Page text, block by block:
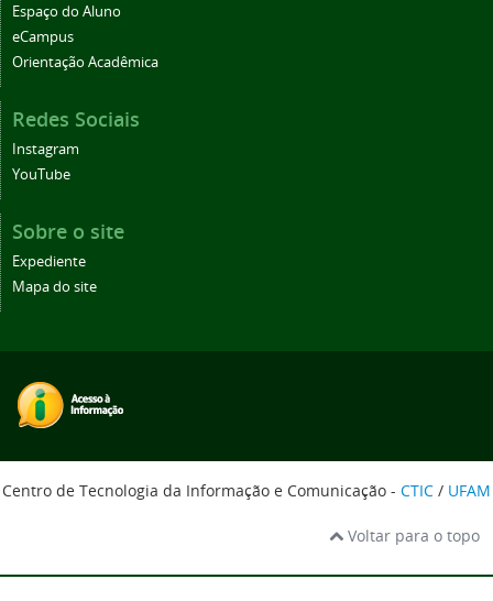
Espaço do Aluno
eCampus
Orientação Acadêmica
Redes Sociais
Instagram
YouTube
Sobre o site
Expediente
Mapa do site
Centro de Tecnologia da Informação e Comunicação - CTIC / UFAM
Voltar para o topo